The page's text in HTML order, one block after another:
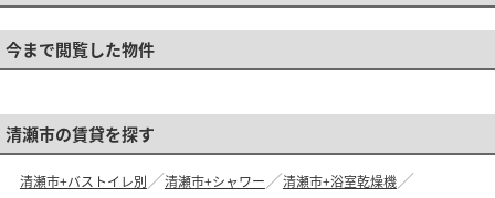
今まで閲覧した物件
清瀬市の賃貸を探す
清瀬市+バストイレ別 清瀬市+シャワー
清瀬市+浴室乾燥機